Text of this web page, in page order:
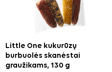
Little One kukurūzų
burbuolės skanėstai
graužikams, 130 g